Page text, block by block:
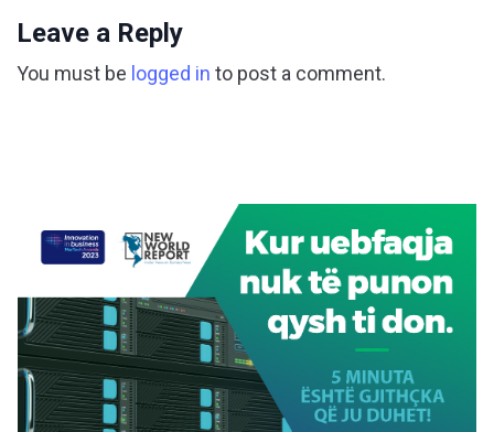
Leave a Reply
You must be logged in to post a comment.